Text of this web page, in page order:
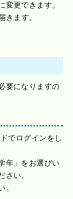
変更できます。
きます。
要になりますの
でログインをし
年」をお選びい
さい。
。